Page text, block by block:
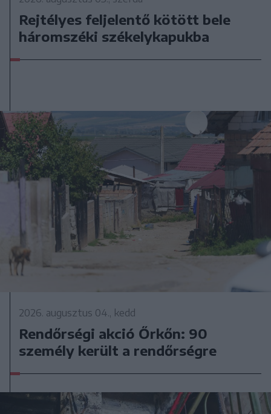
Rejtélyes feljelentő kötött bele
háromszéki székelykapukba
2026. augusztus 04., kedd
Rendőrségi akció Őrkőn: 90
személy került a rendőrségre